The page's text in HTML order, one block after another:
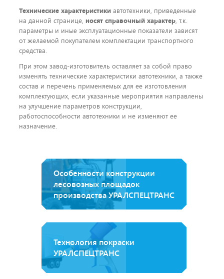
Технические характеристики автотехники, приведенные
на данной странице, носят справочный характер, т.к.
параметры и иные эксплуатационные показатели зависят
от желаемой покупателем комплектации транспортного
средства.
При этом завод-изготовитель оставляет за собой право
изменять технические характеристики автотехники, а также
состав и перечень применяемых для ее изготовления
комплектующих, если указанные мероприятия направлены
на улучшение параметров конструкции,
работоспособности автотехники и не изменяют ее
назначение.
Особенности конструкции
лесовозных площадок
производства УРАЛСПЕЦТРАНС
Технология покраски
УРАЛСПЕЦТРАНС